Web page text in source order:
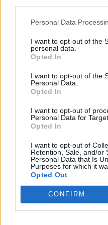
Personal Data
I want to opt-out of the
personal data.
Opted In
I want to opt-out of the
Personal Data.
Opted In
I want to opt-out of
Personal Data for
Opted In
I want to opt-out of
Retention, Sale, and/or
Personal Data that Is
Purposes for which it
Opted Out
CONFIRM
Κοινωνία
Πώς το influencer
μορφή εργασιακής
04.12.25
Το influencer culture που
δημιουργικότητα και